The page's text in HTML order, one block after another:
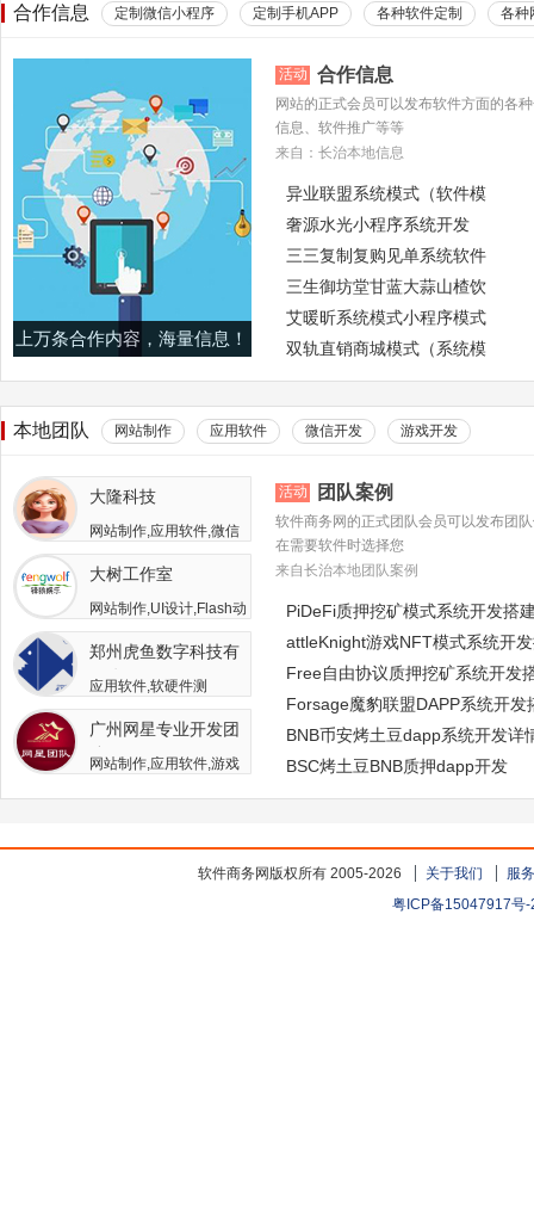
合作信息 定制微信小程序 定制手机APP 各种软件定制 各种
上万条合作内容，海量信息！
活动 合作信息
网站的正式会员可以发布软件方面的各
信息、软件推广等等
来自：长治本地信息
异业联盟系统模式（软件模
奢源水光小程序系统开发
三三复制复购见单系统软件
三生御坊堂甘蓝大蒜山楂饮
艾暖昕系统模式小程序模式
双轨直销商城模式（系统模
本地团队 网站制作 应用软件 微信开发 游戏开发
大隆科技
网站制作,应用软件,微信
开发,游戏开发,APP开发,
软件二次开发
大树工作室
网站制作,UI设计,Flash动
画,游戏开发,APP开发,广
告包装设计
郑州虎鱼数字科技有
限公司
应用软件,软硬件测
试,APP开发,人员外包,其
他开发与服务
广州网星专业开发团
队
网站制作,应用软件,游戏
活动 团队案例
软件商务网的正式团队会员可以发布团
在需要软件时选择您
来自长治本地团队案例
PiDeFi质押挖矿模式系统开发搭
attleKnight游戏NFT模式系统开
Free自由协议质押挖矿系统开发
Forsage魔豹联盟DAPP系统开发
BNB币安烤土豆dapp系统开发详
BSC烤土豆BNB质押dapp开发
软件商务网版权所有 2005-2026 关于我们
服
粤ICP备15047917号-